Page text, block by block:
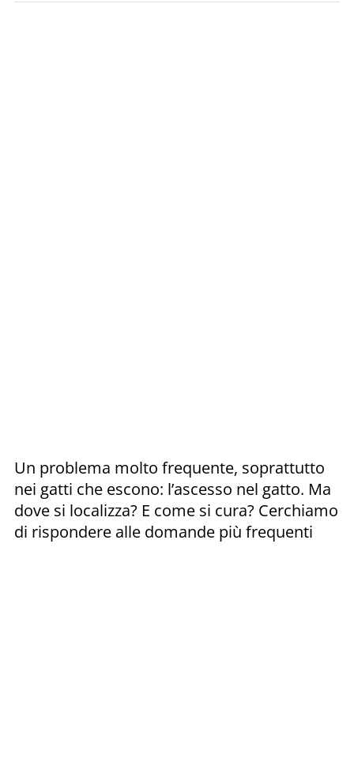
Un problema molto frequente, soprattutto
nei gatti che escono: l’ascesso nel gatto. Ma
dove si localizza? E come si cura? Cerchiamo
di rispondere alle domande più frequenti